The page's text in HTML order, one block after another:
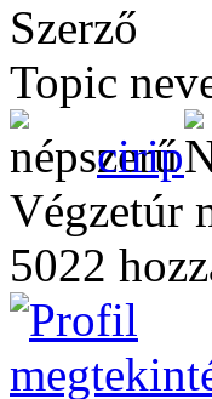
Szerző
Topic
cirip
Végzetúr
5022